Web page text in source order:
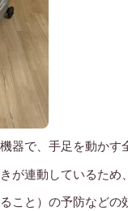
器で、手足を動か
が連動しているた
こと）の予防などの